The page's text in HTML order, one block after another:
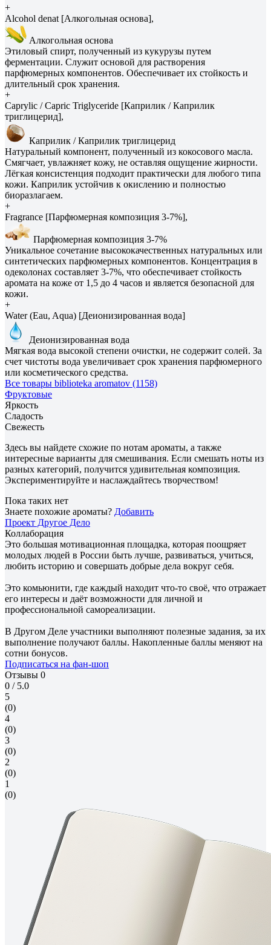
+
Alcohol denat [Алкогольная основа],
Алкогольная основа
Этиловый спирт, полученный из кукурузы путем
ферментации. Служит основой для растворения
парфюмерных компонентов. Обеспечивает их стойкость и
длительный срок хранения.
+
Caprylic / Capric Triglyceride [Каприлик / Каприлик
триглицерид],
Каприлик / Каприлик триглицерид
Натуральный компонент, полученный из кокосового масла.
Смягчает, увлажняет кожу, не оставляя ощущение жирности.
Лёгкая консистенция подходит практически для любого типа
кожи. Каприлик устойчив к окислению и полностью
биоразлагаем.
+
Fragrance [Парфюмерная композиция 3-7%],
Парфюмерная композиция 3-7%
Уникальное сочетание высококачественных натуральных или
синтетических парфюмерных компонентов. Концентрация в
одеколонах составляет 3-7%, что обеспечивает стойкость
аромата на коже от 1,5 до 4 часов и является безопасной для
кожи.
+
Water (Eau, Aqua) [Деионизированная вода]
Деионизированная вода
Мягкая вода высокой степени очистки, не содержит солей. За
счет чистоты вода увеличивает срок хранения парфюмерного
или косметического средства.
Все товары biblioteka aromatov (1158)
Фруктовые
Яркость
Сладость
Свежесть
Здесь вы найдете схожие по нотам ароматы, а также
интересные варианты для смешивания. Если смешать ноты из
разных категорий, получится удивительная композиция.
Экспериментируйте и наслаждайтесь творчеством!
Пока таких нет
Знаете похожие ароматы? Добавить
Проект Другое Дело
Коллаборация
Это большая мотивационная площадка, которая поощряет
молодых людей в России быть лучше, развиваться, учиться,
любить историю и совершать добрые дела вокруг себя.
Это комьюнити, где каждый находит что-то своё, что отражает
его интересы и даёт возможности для личной и
профессиональной самореализации.
В Другом Деле участники выполняют полезные задания, за их
выполнение получают баллы. Накопленные баллы меняют на
сотни бонусов.
Подписаться на фан-шоп
Отзывы 0
0 / 5.0
5
(0)
4
(0)
3
(0)
2
(0)
1
(0)